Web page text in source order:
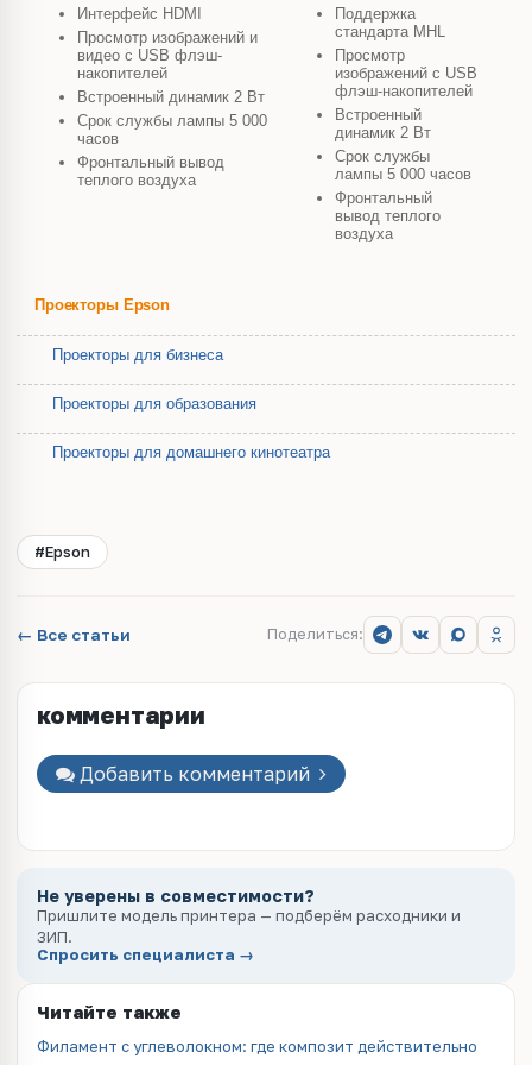
Интерфейс HDMI
Просмотр изображений и
видео с USB флэш-
накопителей
Встроенный динамик 2 Вт
Срок службы лампы 5 000
часов
Фронтальный вывод
теплого воздуха
Поддержка
стандарта MHL
Просмотр
изображений с USB
флэш-накопителей
Встроенный
динамик 2 Вт
Срок службы
лампы 5 000 часов
Фронтальный
вывод теплого
воздуха
Проекторы Epson
Проекторы для бизнеса
Проекторы для образования
Проекторы для домашнего кинотеатра
#Epson
← Все статьи Поделиться:
комментарии
Добавить комментарий
Не уверены в совместимости?
Пришлите модель принтера — подберём расходники и
ЗИП.
Спросить специалиста →
Читайте также
Филамент с углеволокном: где композит действительно